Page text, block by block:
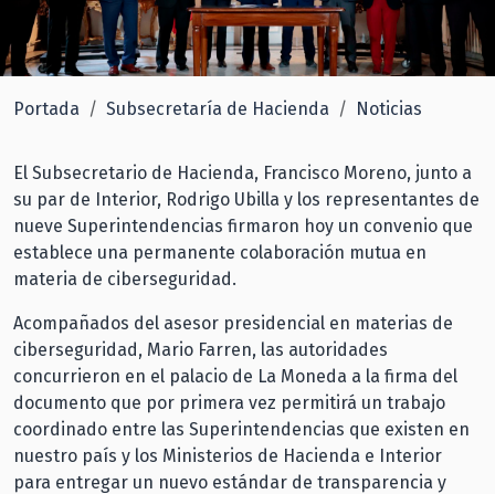
Portada Subsecretaría de Hacienda Noticias
El Subsecretario de Hacienda, Francisco Moreno, junto a
su par de Interior, Rodrigo Ubilla y los representantes de
nueve Superintendencias firmaron hoy un convenio que
establece una permanente colaboración mutua en
materia de ciberseguridad.
Acompañados del asesor presidencial en materias de
ciberseguridad, Mario Farren, las autoridades
concurrieron en el palacio de La Moneda a la firma del
documento que por primera vez permitirá un trabajo
coordinado entre las Superintendencias que existen en
nuestro país y los Ministerios de Hacienda e Interior
para entregar un nuevo estándar de transparencia y